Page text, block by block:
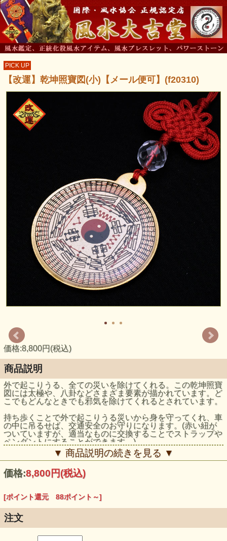
PICK UP
【改運】乾坤照寶図(小)【メール便可】(f20310)
価格:8,800円(税込)
商品説明
外で起こりうる、全ての災いを除けてくれる。この乾坤照寶
図には太極や、八卦などさまざま要素が描かれています。ど
こでもどんなときでも邪気を除けてくれるとされています。
持ち歩くことで外で起こりうる災いから身を守ってくれ、車
の中に吊るせば、交通安全のお守りになります。(赤い紐が
ついていますが、適当なものに交換することでストラップや
ペンダントにすることができます。)
▼ 商品説明の続きを見る ▼
価格:8,800円(税込)
[ポイント還元 88ポイント～]
注文